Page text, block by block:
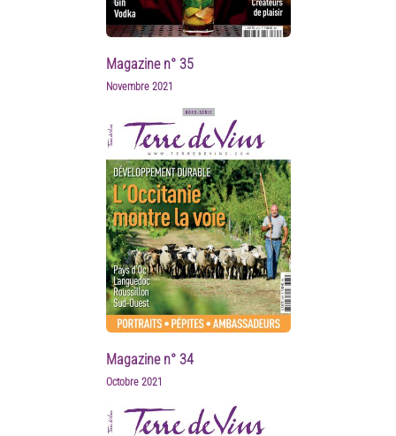
Magazine n° 35
Novembre 2021
Magazine n° 34
Octobre 2021